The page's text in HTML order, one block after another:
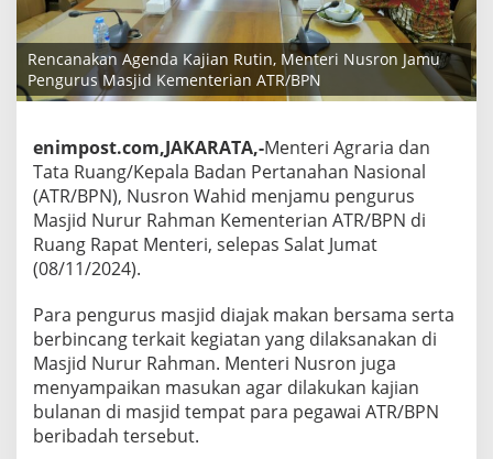
Rencanakan Agenda Kajian Rutin, Menteri Nusron Jamu
Pengurus Masjid Kementerian ATR/BPN
enimpost.com,JAKARATA,-Menteri Agraria dan
Tata Ruang/Kepala Badan Pertanahan Nasional
(ATR/BPN), Nusron Wahid menjamu pengurus
Masjid Nurur Rahman Kementerian ATR/BPN di
Ruang Rapat Menteri, selepas Salat Jumat
(08/11/2024).
Para pengurus masjid diajak makan bersama serta
berbincang terkait kegiatan yang dilaksanakan di
Masjid Nurur Rahman. Menteri Nusron juga
menyampaikan masukan agar dilakukan kajian
bulanan di masjid tempat para pegawai ATR/BPN
beribadah tersebut.